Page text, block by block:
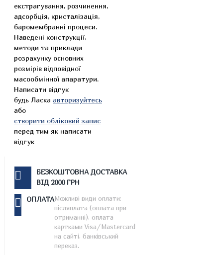
екстрагування, розчинення,
адсорбція, кристалізація,
баромембранні процеси.
Наведені конструкції,
методи та приклади
розрахунку основних
розмірів відповідної
масообмінної апаратури.
Написати відгук
будь Ласка авторизуйтесь
або
створити обліковий запис
перед тим як написати
відгук
БЕЗКОШТОВНА ДОСТАВКА
ВІД 2000 ГРН
ОПЛАТАМожливі види оплати:
післяплата (оплата при
отриманні), оплата
картками Visa/Mastercard
на сайті, банківський
переказ.